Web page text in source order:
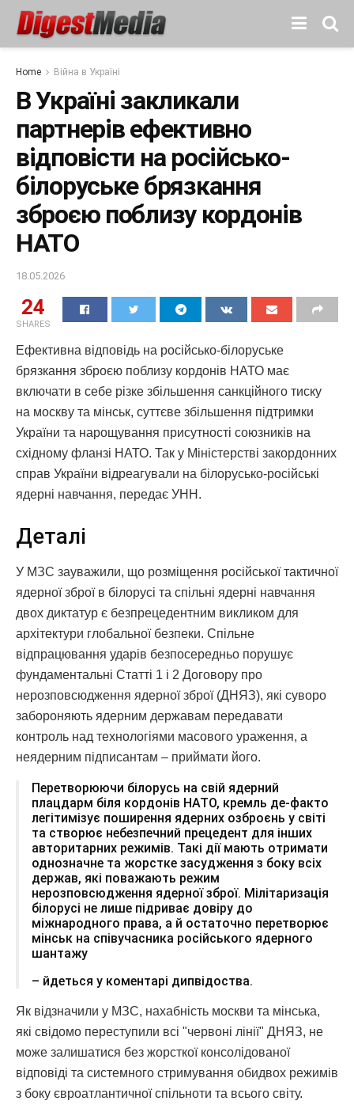
Home Війна в Україні
В Україні закликали
партнерів ефективно
відповісти на російсько-
білоруське брязкання
зброєю поблизу кордонів
НАТО
18.05.2026
24
SHARES
Ефективна відповідь на російсько-білоруське
брязкання зброєю поблизу кордонів НАТО має
включати в себе різке збільшення санкційного тиску
на москву та мінськ, суттєве збільшення підтримки
України та нарощування присутності союзників на
східному фланзі НАТО. Так у Міністерстві закордонних
справ України відреагували на білорусько-російські
ядерні навчання, передає УНН.
Деталі
У МЗС зауважили, що розміщення російської тактичної
ядерної зброї в білорусі та спільні ядерні навчання
двох диктатур є безпрецедентним викликом для
архітектури глобальної безпеки. Спільне
відпрацювання ударів безпосередньо порушує
фундаментальні Статті 1 і 2 Договору про
нерозповсюдження ядерної зброї (ДНЯЗ), які суворо
забороняють ядерним державам передавати
контроль над технологіями масового ураження, а
неядерним підписантам – приймати його.
Перетворюючи білорусь на свій ядерний
плацдарм біля кордонів НАТО, кремль де-факто
легітимізує поширення ядерних озброєнь у світі
та створює небезпечний прецедент для інших
авторитарних режимів. Такі дії мають отримати
однозначне та жорстке засудження з боку всіх
держав, які поважають режим
нерозповсюдження ядерної зброї. Мілітаризація
білорусі не лише підриває довіру до
міжнародного права, а й остаточно перетворює
мінськ на співучасника російського ядерного
шантажу
– йдеться у коментарі дипвідоства.
Як відзначили у МЗС, нахабність москви та мінська,
які свідомо переступили всі "червоні лінії" ДНЯЗ, не
може залишатися без жорсткої консолідованої
відповіді та системного стримування обидвох режимів
з боку євроатлантичної спільноти та всього світу.